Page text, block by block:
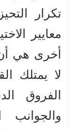
تكرار
معايير
أخرى هي
لا يمتلك
الفروق